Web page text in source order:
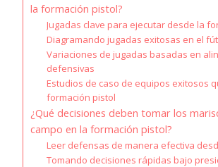
la formación pistol?
Jugadas clave para ejecutar desde la
Diagramando jugadas exitosas en el
Variaciones de jugadas basadas en
defensivas
Estudios de caso de equipos exitosos
formación pistol
¿Qué decisiones deben tomar los
campo en la formación pistol?
Leer defensas de manera efectiva
Tomando decisiones rápidas bajo